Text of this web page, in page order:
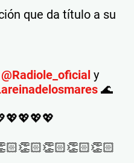
que da título a su
@Radiole_oficial y
🌊